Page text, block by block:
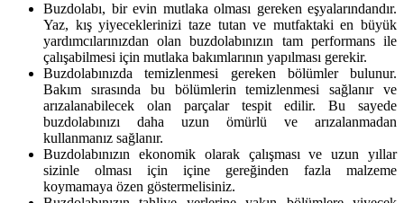
Buzdolabı, bir evin mutlaka olması gereken eşyalarındandır.
Yaz, kış yiyeceklerinizi taze tutan ve mutfaktaki en büyük
yardımcılarınızdan olan buzdolabınızın tam performans ile
çalışabilmesi için mutlaka bakımlarının yapılması gerekir.
Buzdolabınızda temizlenmesi gereken bölümler bulunur.
Bakım sırasında bu bölümlerin temizlenmesi sağlanır ve
arızalanabilecek olan parçalar tespit edilir. Bu sayede
buzdolabınızı daha uzun ömürlü ve arızalanmadan
kullanmanız sağlanır.
Buzdolabınızın ekonomik olarak çalışması ve uzun yıllar
sizinle olması için içine gereğinden fazla malzeme
koymamaya özen göstermelisiniz.